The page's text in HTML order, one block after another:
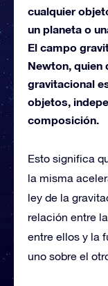
cualquier
un planeta o
El campo
Newton, quien
gravitacional
objetos,
composición.
Esto significa
la misma
ley de la
relación entre
entre ellos y la
uno sobre el